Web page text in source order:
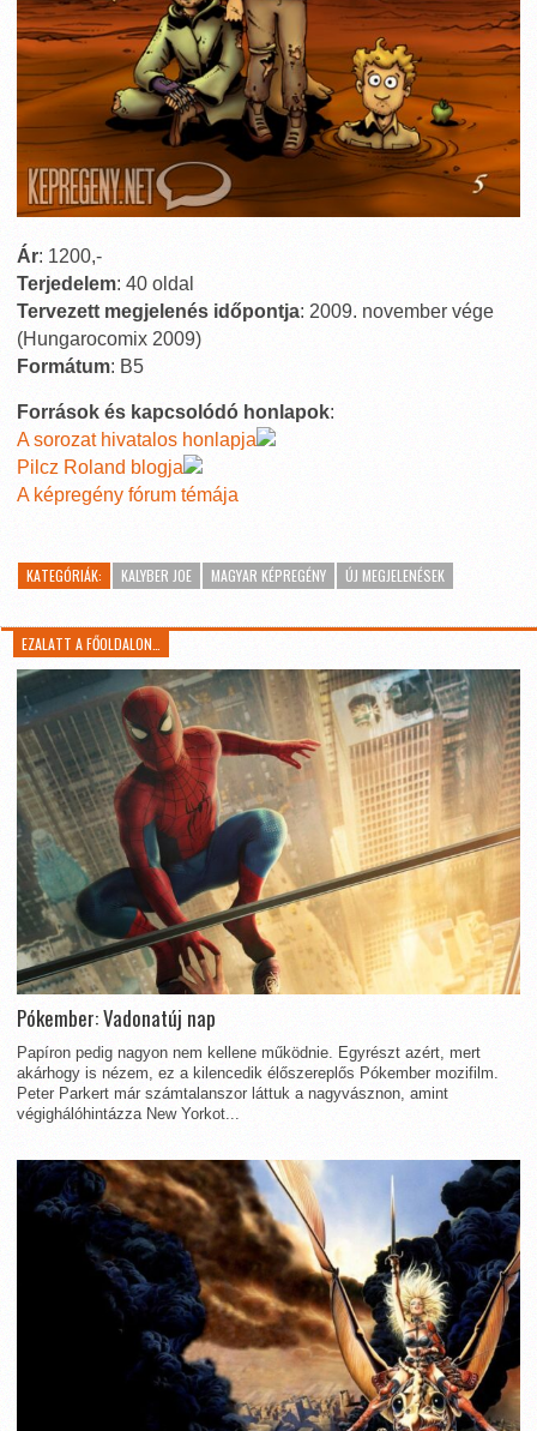
Ár: 1200,-
Terjedelem: 40 oldal
Tervezett megjelenés időpontja: 2009. november vége
(Hungarocomix 2009)
Formátum: B5
Források és kapcsolódó honlapok:
A sorozat hivatalos honlapja
Pilcz Roland blogja
A képregény fórum témája
KATEGÓRIÁK: KALYBER JOE MAGYAR KÉPREGÉNY ÚJ MEGJELENÉSEK
EZALATT A FŐOLDALON…
Pókember: Vadonatúj nap
Papíron pedig nagyon nem kellene működnie. Egyrészt azért, mert
akárhogy is nézem, ez a kilencedik élőszereplős Pókember mozifilm.
Peter Parkert már számtalanszor láttuk a nagyvásznon, amint
végighálóhintázza New Yorkot...